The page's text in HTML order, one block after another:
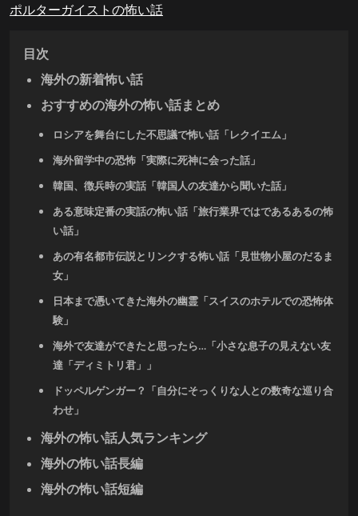
ポルターガイストの怖い話
目次
海外の新着怖い話
おすすめの海外の怖い話まとめ
ロシアを舞台にした不思議で怖い話「レクイエム」
海外留学中の恐怖「実際に死神に会った話」
韓国、徴兵時の実話「韓国人の友達から聞いた話」
ある意味定番の実話の怖い話「旅行業界ではであるあるの怖
い話」
あの有名都市伝説とリンクする怖い話「見世物小屋のだるま
女」
日本まで憑いてきた海外の幽霊「スイスのホテルでの恐怖体
験」
海外で友達ができたと思ったら…「小さな息子の見えない友
達「ディミトリ君」」
ドッペルゲンガー？「自分にそっくりな人との数奇な巡り合
わせ」
海外の怖い話人気ランキング
海外の怖い話長編
海外の怖い話短編